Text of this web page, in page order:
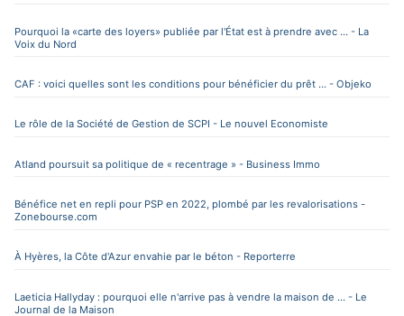
Pourquoi la «carte des loyers» publiée par l'État est à prendre avec ... - La
Voix du Nord
CAF : voici quelles sont les conditions pour bénéficier du prêt ... - Objeko
Le rôle de la Société de Gestion de SCPI - Le nouvel Economiste
Atland poursuit sa politique de « recentrage » - Business Immo
Bénéfice net en repli pour PSP en 2022, plombé par les revalorisations -
Zonebourse.com
À Hyères, la Côte d'Azur envahie par le béton - Reporterre
Laeticia Hallyday : pourquoi elle n'arrive pas à vendre la maison de ... - Le
Journal de la Maison